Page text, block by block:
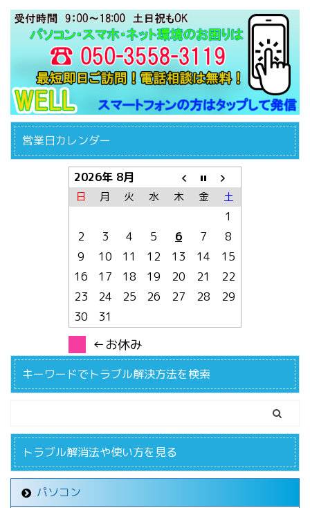
営業日カレンダー
2026年 8月
日 月 火 水 木 金 土
1
2
3 4 5 6 7
8
9
10 11 12 13 14
15
16
17 18 19 20 21
22
23
24 25 26 27 28
29
30
31
←お休み
キーワードでトラブル解決方法を検索
トラブル解消法や使い方を見る
パソコン